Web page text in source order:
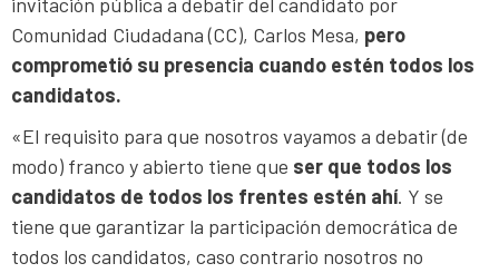
Comunidad Ciudadana (CC), Carlos Mesa, pero
comprometió su presencia cuando estén todos los
candidatos.
«El requisito para que nosotros vayamos a debatir (de
modo) franco y abierto tiene que ser que todos los
candidatos de todos los frentes estén ahí. Y se
tiene que garantizar la participación democrática de
todos los candidatos, caso contrario nosotros no